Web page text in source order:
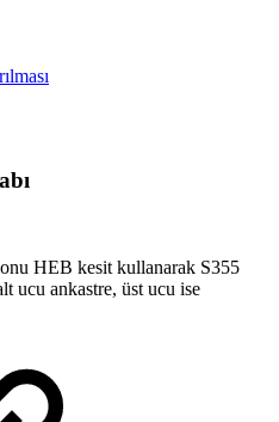
HEB kesit kullanarak S355
ucu ankastre, üst ucu ise